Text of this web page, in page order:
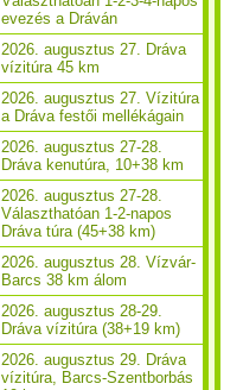
evezés a Dráván
2026. augusztus 27. Dráva
vízitúra 45 km
2026. augusztus 27. Vízitúra
a Dráva festői mellékágain
2026. augusztus 27-28.
Dráva kenutúra, 10+38 km
2026. augusztus 27-28.
Választhatóan 1-2-napos
Dráva túra (45+38 km)
2026. augusztus 28. Vízvár-
Barcs 38 km álom
2026. augusztus 28-29.
Dráva vízitúra (38+19 km)
2026. augusztus 29. Dráva
vízitúra, Barcs-Szentborbás